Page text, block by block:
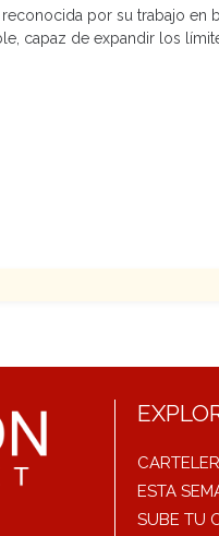
por su trabajo
capaz de expandir los
ESTA
SUBE TU